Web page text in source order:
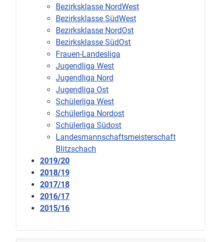
Bezirksklasse NordWest
Bezirksklasse SüdWest
Bezirksklasse NordOst
Bezirksklasse SüdOst
Frauen-Landesliga
Jugendliga West
Jugendliga Nord
Jugendliga Ost
Schülerliga West
Schülerliga Nordost
Schülerliga Südost
Landesmannschaftsmeisterschaft
Blitzschach
2019/20
2018/19
2017/18
2016/17
2015/16